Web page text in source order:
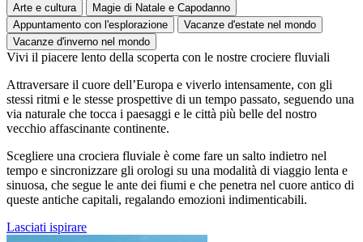
Arte e cultura
Magie di Natale e Capodanno
Appuntamento con l'esplorazione
Vacanze d'estate nel mondo
Vacanze d'inverno nel mondo
Vivi il piacere lento della scoperta con le nostre crociere fluviali
Attraversare il cuore dell’Europa e viverlo intensamente, con gli
stessi ritmi e le stesse prospettive di un tempo passato, seguendo una
via naturale che tocca i paesaggi e le città più belle del nostro
vecchio affascinante continente.
Scegliere una crociera fluviale è come fare un salto indietro nel
tempo e sincronizzare gli orologi su una modalità di viaggio lenta e
sinuosa, che segue le ante dei fiumi e che penetra nel cuore antico di
queste antiche capitali, regalando emozioni indimenticabili.
Lasciati ispirare